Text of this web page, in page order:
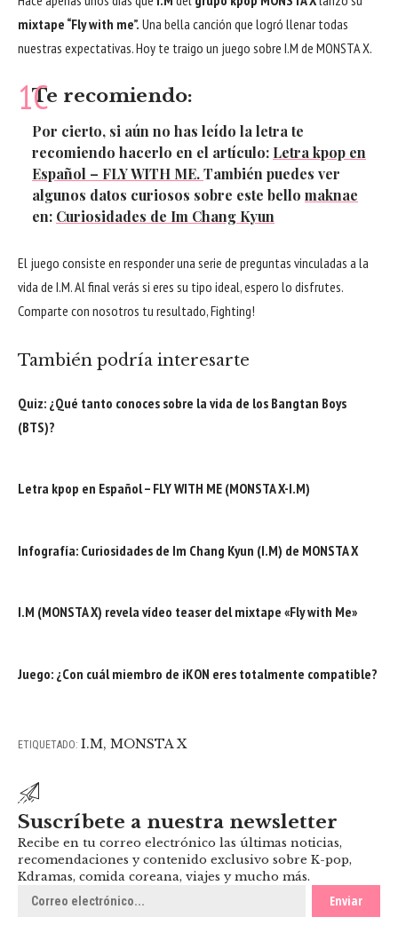
mixtape “Fly with me”. Una bella canción que logró llenar todas
nuestras expectativas. Hoy te traigo un juego sobre I.M de MONSTA X.
Te recomiendo:
Por cierto, si aún no has leído laletrate
recomiendo hacerlo en el artículo: Letra kpop en
Español – FLY WITH ME.También puedes ver
algunos datos curiosos sobre este bello maknae
en: Curiosidades de Im Chang Kyun
El juego consiste en responder una serie de preguntas vinculadas a la
vida de I.M. Al final verás si eres su tipo ideal, espero lo disfrutes.
Comparte con nosotros tu resultado, Fighting!
También podría interesarte
Quiz: ¿Qué tanto conoces sobre la vida de los Bangtan Boys
(BTS)?
Letra kpop en Español – FLY WITH ME (MONSTA X-I.M)
Infografía: Curiosidades de Im Chang Kyun (I.M) de MONSTA X
I.M (MONSTA X) revela vídeo teaser del mixtape «Fly with Me»
Juego: ¿Con cuál miembro de iKON eres totalmente compatible?
ETIQUETADO: I.M, MONSTA X
Suscríbete a nuestra newsletter
Recibe en tu correo electrónico las últimas noticias,
recomendaciones y contenido exclusivo sobre K-pop,
Kdramas, comida coreana, viajes y mucho más.